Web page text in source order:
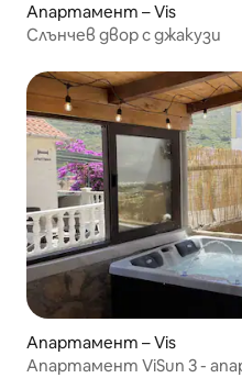
Апартамент – Vis
Слънчев двор с джакузи
Апартамент – Vis
Апартамент ViSun 3 -